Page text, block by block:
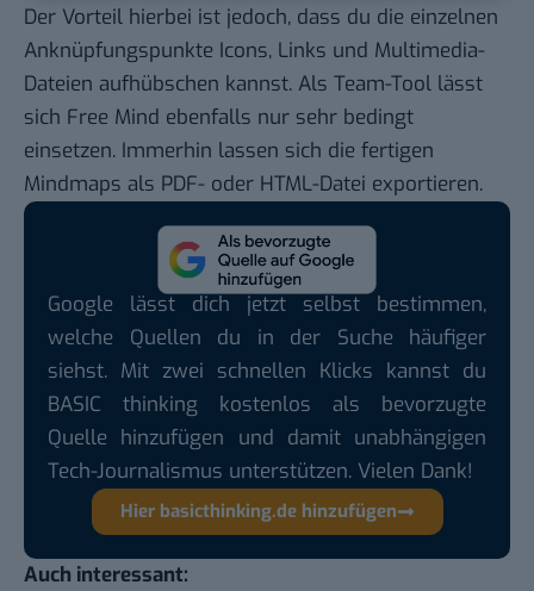
Der Vorteil hierbei ist jedoch, dass du die einzelnen
Anknüpfungspunkte Icons, Links und Multimedia-
Dateien aufhübschen kannst. Als Team-Tool lässt
sich Free Mind ebenfalls nur sehr bedingt
einsetzen. Immerhin lassen sich die fertigen
Mindmaps als PDF- oder HTML-Datei exportieren.
Google lässt dich jetzt selbst bestimmen,
welche Quellen du in der Suche häufiger
siehst. Mit zwei schnellen Klicks kannst du
BASIC thinking kostenlos als bevorzugte
Quelle hinzufügen und damit unabhängigen
Tech-Journalismus unterstützen. Vielen Dank!
Hier basicthinking.de hinzufügen
Auch interessant: